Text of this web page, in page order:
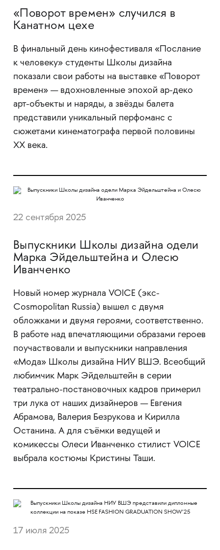
«Поворот времен» случился в
Канатном цехе
В финальный день кинофестиваля «Послание
к человеку» студенты Школы дизайна
показали свои работы на выставке «Поворот
времен» — вдохновленные эпохой ар-деко
арт-объекты и наряды, а звёзды балета
представили уникальный перфоманс с
сюжетами кинематографа первой половины
XX века.
22 сентября 2025
Выпускники Школы дизайна одели
Марка Эйдельштейна и Олесю
Иванченко
Новый номер журнала VOICE (экс-
Cosmopolitan Russia) вышел с двумя
обложками и двумя героями, соответственно.
В работе над впечатляющими образами героев
поучаствовали и выпускники направления
«Мода» Школы дизайна НИУ ВШЭ. Всеобщий
любимчик Марк Эйдельштейн в серии
театрально-постановочных кадров примерил
три лука от наших дизайнеров — Евгения
Абрамова, Валерия Безрукова и Кирилла
Останина. А для съёмки ведущей и
комикессы Олеси Иванченко стилист VOICE
выбрала костюмы Кристины Таши.
17 июля 2025